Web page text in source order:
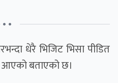
•
धेरै भिजिट भिसा पीडित
बताएको छ।